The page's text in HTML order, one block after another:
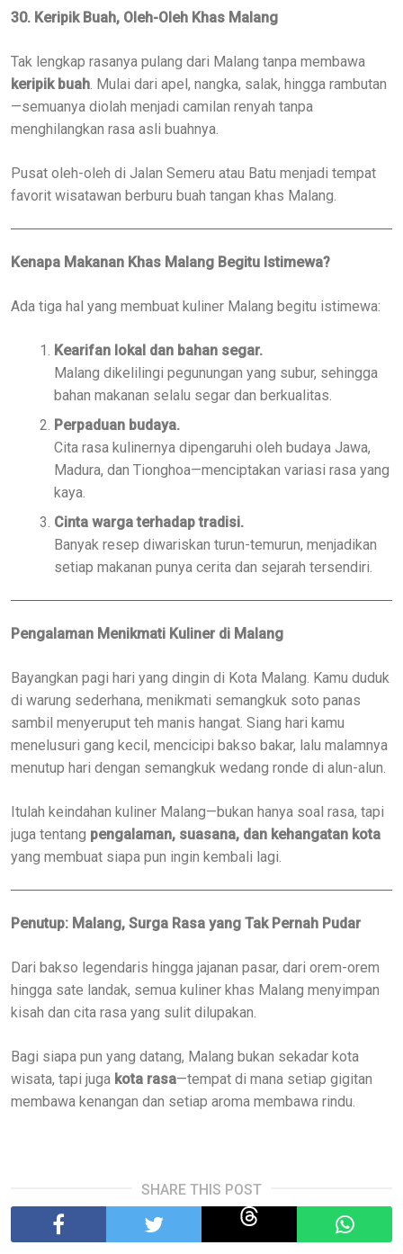
30. Keripik Buah, Oleh-Oleh Khas Malang
Tak lengkap rasanya pulang dari Malang tanpa membawa
keripik buah . Mulai dari apel, nangka, salak, hingga rambutan
—semuanya diolah menjadi camilan renyah tanpa
menghilangkan rasa asli buahnya.
Pusat oleh-oleh di Jalan Semeru atau Batu menjadi tempat
favorit wisatawan berburu buah tangan khas Malang.
Kenapa Makanan Khas Malang Begitu Istimewa?
Ada tiga hal yang membuat kuliner Malang begitu istimewa:
Kearifan lokal dan bahan segar.
Malang dikelilingi pegunungan yang subur, sehingga
bahan makanan selalu segar dan berkualitas.
Perpaduan budaya.
Cita rasa kulinernya dipengaruhi oleh budaya Jawa,
Madura, dan Tionghoa—menciptakan variasi rasa yang
kaya.
Cinta warga terhadap tradisi.
Banyak resep diwariskan turun-temurun, menjadikan
setiap makanan punya cerita dan sejarah tersendiri.
Pengalaman Menikmati Kuliner di Malang
Bayangkan pagi hari yang dingin di Kota Malang. Kamu duduk
di warung sederhana, menikmati semangkuk soto panas
sambil menyeruput teh manis hangat. Siang hari kamu
menelusuri gang kecil, mencicipi bakso bakar, lalu malamnya
menutup hari dengan semangkuk wedang ronde di alun-alun.
Itulah keindahan kuliner Malang—bukan hanya soal rasa, tapi
juga tentang pengalaman, suasana, dan kehangatan kota
yang membuat siapa pun ingin kembali lagi.
Penutup: Malang, Surga Rasa yang Tak Pernah Pudar
Dari bakso legendaris hingga jajanan pasar, dari orem-orem
hingga sate landak, semua kuliner khas Malang menyimpan
kisah dan cita rasa yang sulit dilupakan.
Bagi siapa pun yang datang, Malang bukan sekadar kota
wisata, tapi juga kota rasa—tempat di mana setiap gigitan
membawa kenangan dan setiap aroma membawa rindu.
SHARE THIS POST